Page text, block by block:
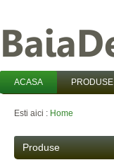
ACASA PRODUSE
Esti aici : Home
Produse